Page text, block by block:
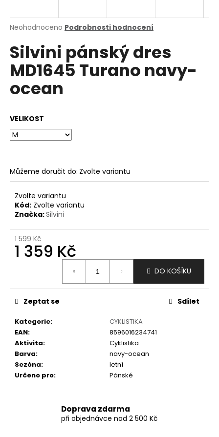
Průměrné
produktu
je
0,0
5
hvězdiček.
Neohodnoceno Podrobnosti hodnocení
Silvini pánský dres
MD1645 Turano navy-
ocean
VELIKOST
Můžeme doručit do: Zvolte variantu
Zvolte variantu
Kód: Zvolte variantu
Značka:Silvini
1 599 Kč
1 359 Kč
DO KOŠÍKU
Kategorie:
CYKLISTIKA
EAN:
8596016234741
Aktivita:
Cyklistika
Barva:
navy-ocean
Sezóna:
letní
Určeno pro: Pánské
Zeptat se Sdílet
Doprava zdarma
při objednávce nad 2 500 Kč
j
t
?
o
p
u
č
u